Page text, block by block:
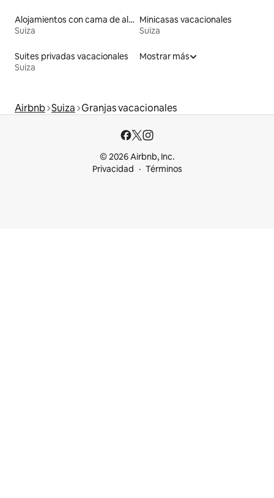
Alojamientos con cama de altura accesible
Suiza
Minicasas vacacionales
Suiza
Suites privadas vacacionales
Suiza
Mostrar más
Airbnb Suiza Granjas vacacionales
© 2026 Airbnb, Inc.
Privacidad
Términos